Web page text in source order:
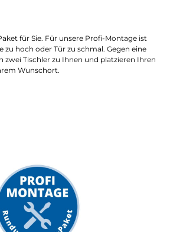
für Sie. Für unsere Profi-Montage ist
zu hoch oder Tür zu schmal. Gegen eine
zwei Tischler zu Ihnen und platzieren Ihren
Wunschort.